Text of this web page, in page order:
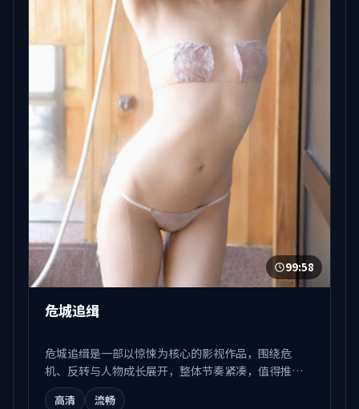
99:58
危城追缉
危城追缉是一部以惊悚为核心的影视作品，围绕危
机、反转与人物成长展开，整体节奏紧凑，值得推荐
观看。
高清
流畅